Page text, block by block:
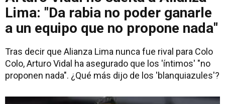
Lima: "Da rabia no poder ganarle
a un equipo que no propone nada"
Tras decir que Alianza Lima nunca fue rival para Colo
Colo, Arturo Vidal ha asegurado que los 'íntimos' "no
proponen nada". ¿Qué más dijo de los 'blanquiazules'?